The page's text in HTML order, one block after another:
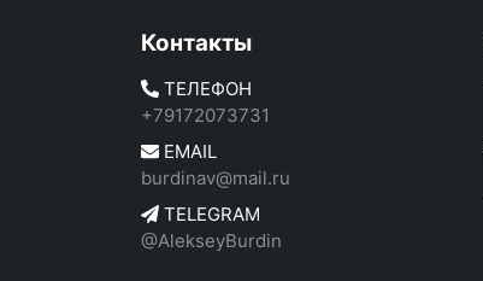
Контакты
ТЕЛЕФОН
+79172073731
EMAIL
burdinav@mail.ru
TELEGRAM
@AlekseyBurdin